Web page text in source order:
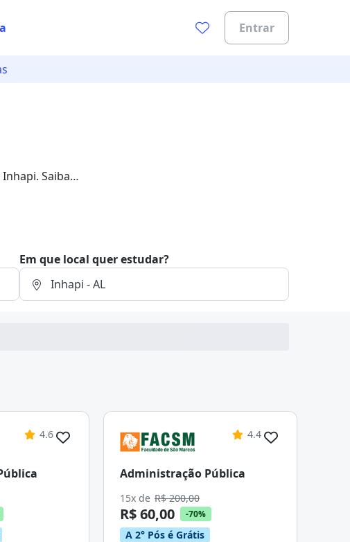
Entrar
Saiba
Em que local quer estudar?
4.6 4.4
Administração Pública
15x de R$ 200,00
R$ 60,00 -70%
A 2° Pós é Grátis